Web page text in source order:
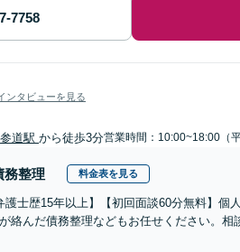
ンタビューを見る
道駅 から徒歩3分営業時間：10:00~18:00（平
務整理 料金表を見る
護士歴15年以上】【初回面談60分無料】
絡んだ債務整理などもお任せください。